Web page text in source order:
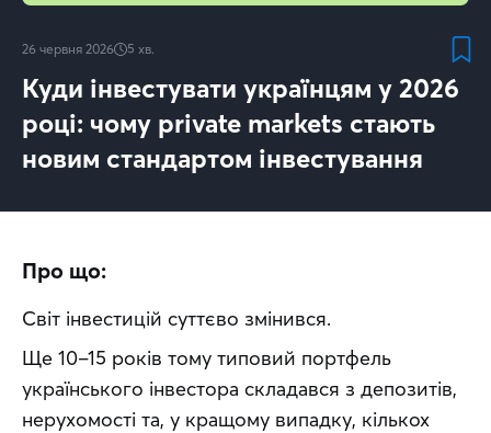
26 червня 2026 5 хв.
Куди інвестувати українцям у 2026
році: чому private markets стають
новим стандартом інвестування
Про що:
Світ інвестицій суттєво змінився.
Ще 10–15 років тому типовий портфель
українського інвестора складався з депозитів,
нерухомості та, у кращому випадку, кількох